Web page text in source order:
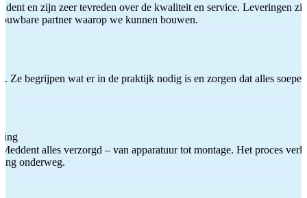
en zijn zeer tevreden over de kwaliteit en service. Leveringen
partner waarop we kunnen bouwen.
Ze begrijpen wat er in de praktijk nodig is en zorgen dat alles
alles verzorgd – van apparatuur tot montage. Het proces
onderweg.